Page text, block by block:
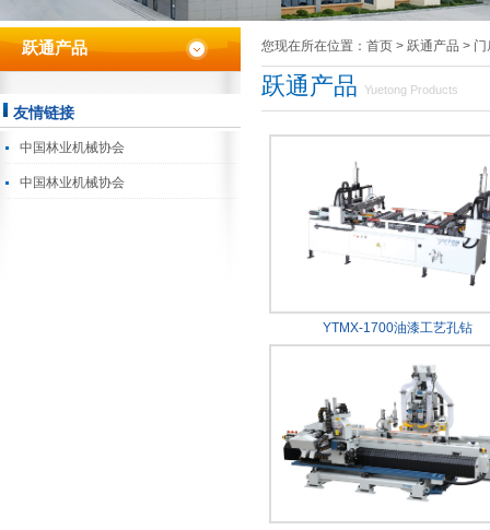
跃通产品
友情链接
中国林业机械协会
中国林业机械协会
您现在所在位置：首页 > 跃通产品 > 门
跃通产品 Yuetong Products
YTMX-1700油漆工艺孔钻